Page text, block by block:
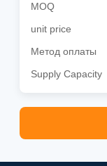
MOQ
unit price
Метод оплаты
Supply Capacity